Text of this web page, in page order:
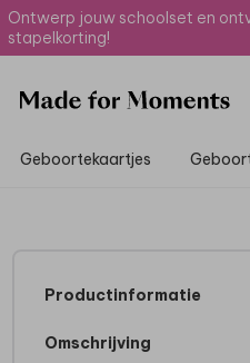
Ontwerp jouw schoolset en
stapelkorting!
Geboortekaartjes
Productinformatie
Omschrijving